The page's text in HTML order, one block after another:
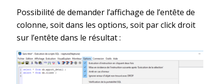
Possibilité de demander l’affichage de l’entête de
colonne, soit dans les options, soit par click droit
sur l’entête dans le résultat :